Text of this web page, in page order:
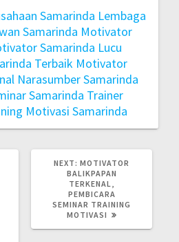
Samarinda Lembaga
Samarinda Motivator
Samarinda Lucu
Terbaik Motivator
Narasumber Samarinda
Samarinda Trainer
Motivasi Samarinda
NEXT: NEXT
POST:
MOTIVATOR
BALIKPAPAN
TERKENAL,
PEMBICARA
SEMINAR TRAINING
MOTIVASI